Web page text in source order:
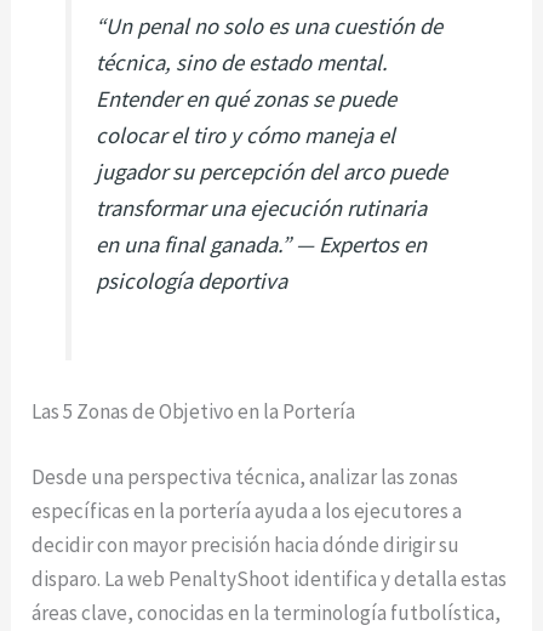
“Un penal no solo es una cuestión de
técnica, sino de estado mental.
Entender en qué zonas se puede
colocar el tiro y cómo maneja el
jugador su percepción del arco puede
transformar una ejecución rutinaria
en una final ganada.” — Expertos en
psicología deportiva
Las 5 Zonas de Objetivo en la Portería
Desde una perspectiva técnica, analizar las zonas
específicas en la portería ayuda a los ejecutores a
decidir con mayor precisión hacia dónde dirigir su
disparo. La web PenaltyShoot identifica y detalla estas
áreas clave, conocidas en la terminología futbolística,